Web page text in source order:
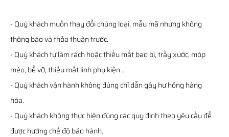
- Quý khách muốn thay đổi chủng loại, mẫu mã nhưng không
thông báo và thỏa thuận trước.
- Quý khách tự làm rách hoặc thiếu mất bao bì, trầy xước, móp
méo, bể vỡ, thiếu mất linh phụ kiện…
- Quý khách vận hành không đúng chỉ dẫn gây hư hỏng hàng
hóa.
- Quý khách không thực hiện đúng các quy định theo yêu cầu để
được hưởng chế độ bảo hành.